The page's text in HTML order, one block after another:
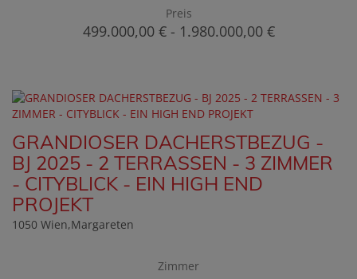
Preis
499.000,00 € - 1.980.000,00 €
GRANDIOSER DACHERSTBEZUG -
BJ 2025 - 2 TERRASSEN - 3 ZIMMER
- CITYBLICK - EIN HIGH END
PROJEKT
1050 Wien,Margareten
Zimmer